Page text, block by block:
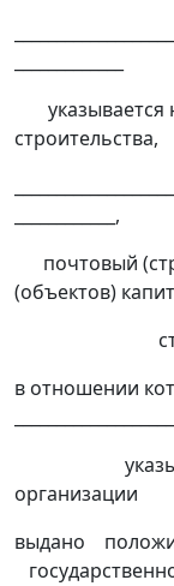
указывается
строительства,
____________,
почтовый
(объектов)
в отношении
организации
выдано